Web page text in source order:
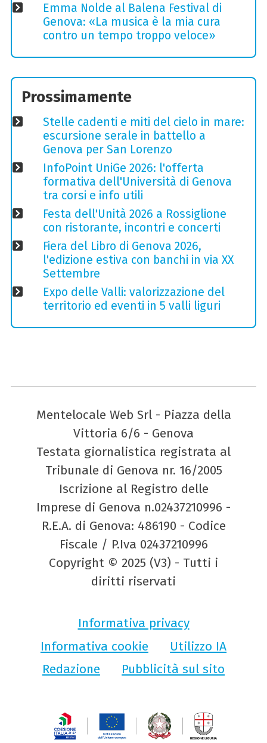
Emma Nolde al Balena Festival di
Genova: «La musica è la mia cura
contro un tempo troppo veloce»
Prossimamente
Stelle cadenti e miti del cielo in mare:
escursione serale in battello a
Genova per San Lorenzo
InfoPoint UniGe 2026: l'offerta
formativa dell'Università di Genova
tra corsi e info utili
Festa dell'Unità 2026 a Rossiglione
con ristorante, incontri e concerti
Fiera del Libro di Genova 2026,
l'edizione estiva con banchi in via XX
Settembre
Expo delle Valli: valorizzazione del
territorio ed eventi in 5 valli liguri
Mentelocale Web Srl - Piazza della
Vittoria 6/6 - Genova
Testata giornalistica registrata al
Tribunale di Genova nr. 16/2005
Iscrizione al Registro delle
Imprese di Genova n.02437210996 -
R.E.A. di Genova: 486190 - Codice
Fiscale / P.Iva 02437210996
Copyright © 2025 (V3) - Tutti i
diritti riservati
Informativa privacy
Informativa cookie
Utilizzo IA
Redazione
Pubblicità sul sito